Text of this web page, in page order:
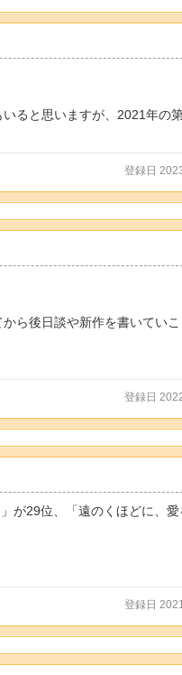
ると思いますが、2021年の
登録日
ら後日談や新作を書いていこ
登録日
が29位、「遠のくほどに、
登録日